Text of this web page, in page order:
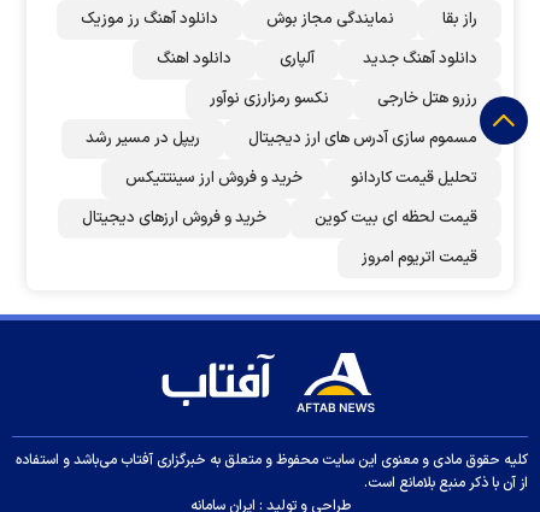
راز بقا
نمایندگی مجاز بوش
دانلود آهنگ رز‌ موزیک
دانلود آهنگ جدید
آلپاری
دانلود اهنگ
رزرو هتل خارجی
نکسو رمزارزی نوآور
مسموم سازی آدرس های ارز دیجیتال
ریپل در مسیر رشد
تحلیل قیمت کاردانو
خرید و فروش ارز سینتتیکس
قیمت لحظه ای بیت کوین
خرید و فروش ارزهای دیجیتال
قیمت اتریوم امروز
کلیه حقوق مادی و معنوی این سایت محفوظ و متعلق به خبرگزاری آفتاب می‌باشد و استفاده
از آن با ذکر منبع بلامانع است.
طراحی و تولید : ایران سامانه